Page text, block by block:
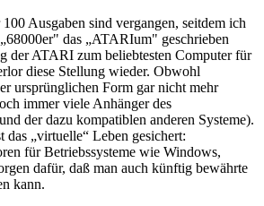
Ausgaben sind vergangen, seitdem ich
das „ATARIum" geschrieben
der ATARI zum beliebtesten Computer für
diese Stellung wieder. Obwohl
ursprünglichen Form gar nicht mehr
immer viele Anhänger des
der dazu kompatiblen anderen Systeme).
„virtuelle“ Leben gesichert:
für Betriebssysteme wie Windows,
dafür, daß man auch künftig bewährte
kann.